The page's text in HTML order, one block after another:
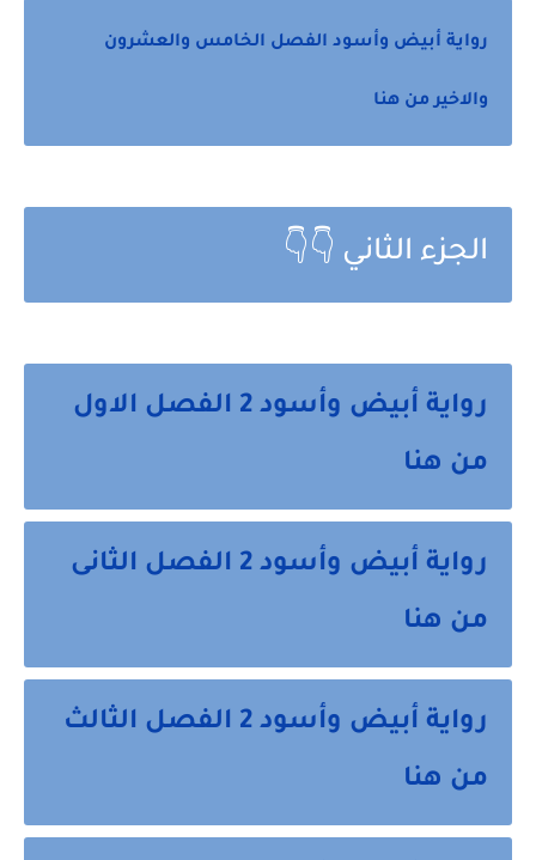
رواية أبيض وأسود الفصل الخامس والعشرون
والاخير من هنا
الجزء الثاني 👇👇
رواية أبيض وأسود 2 الفصل الاول
من هنا
رواية أبيض وأسود 2 الفصل الثانى
من هنا
رواية أبيض وأسود 2 الفصل الثالث
من هنا